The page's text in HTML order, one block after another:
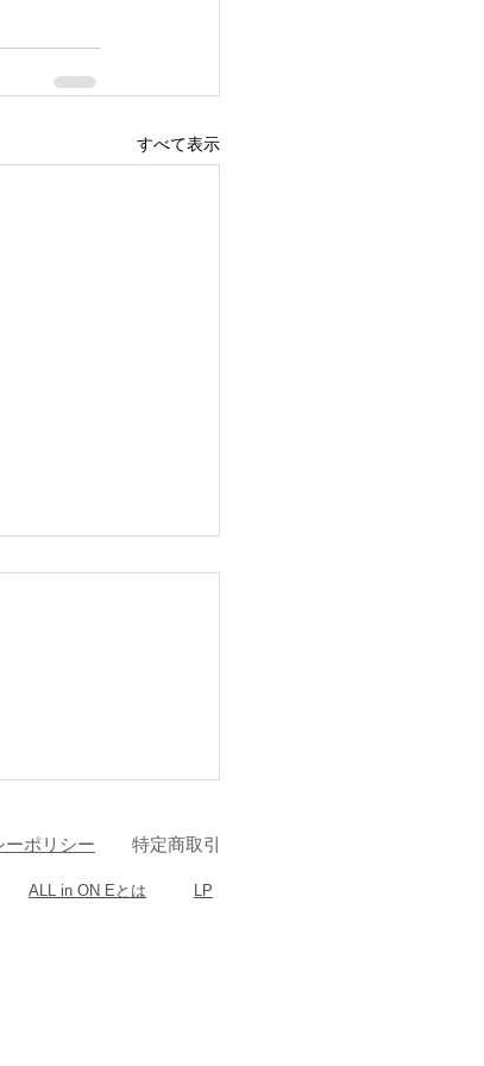
すべて表示
ーポリシー 特定商取引
ALL in ON Eとは​ LP